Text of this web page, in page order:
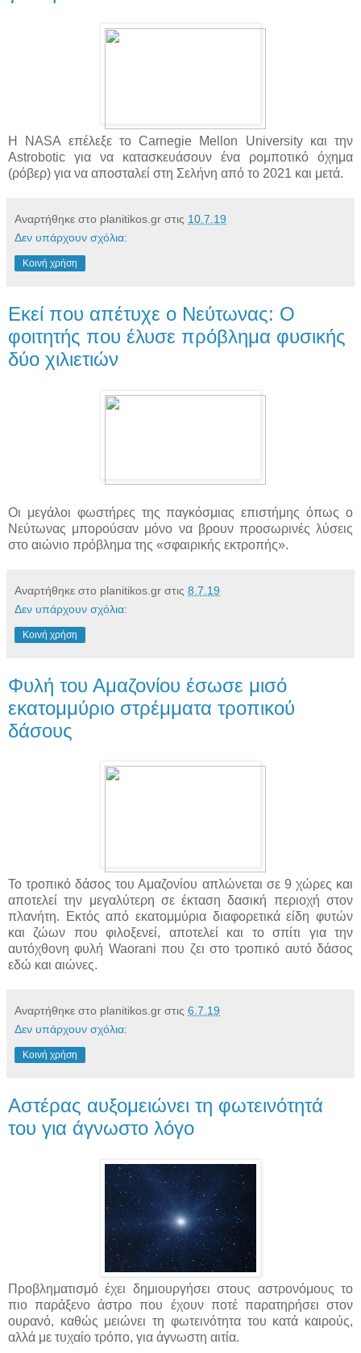
Η NASA επέλεξε το Carnegie Mellon University και την
Astrobotic για να κατασκευάσουν ένα ρομποτικό όχημα
(ρόβερ) για να αποσταλεί στη Σελήνη από το 2021 και μετά.
Αναρτήθηκε στο planitikos.gr στις 10.7.19
Δεν υπάρχουν σχόλια:
Κοινή χρήση
Εκεί που απέτυχε ο Νεύτωνας: Ο
φοιτητής που έλυσε πρόβλημα φυσικής
δύο χιλιετιών
Οι μεγάλοι φωστήρες της παγκόσμιας επιστήμης όπως ο
Νεύτωνας μπορούσαν μόνο να βρουν προσωρινές λύσεις
στο αιώνιο πρόβλημα της «σφαιρικής εκτροπής».
Αναρτήθηκε στο planitikos.gr στις 8.7.19
Δεν υπάρχουν σχόλια:
Κοινή χρήση
Φυλή του Αμαζονίου έσωσε μισό
εκατομμύριο στρέμματα τροπικού
δάσους
Το τροπικό δάσος του Αμαζονίου απλώνεται σε 9 χώρες και
αποτελεί την μεγαλύτερη σε έκταση δασική περιοχή στον
πλανήτη. Εκτός από εκατομμύρια διαφορετικά είδη φυτών
και ζώων που φιλοξενεί, αποτελεί και το σπίτι για την
αυτόχθονη φυλή Waorani που ζει στο τροπικό αυτό δάσος
εδώ και αιώνες.
Αναρτήθηκε στο planitikos.gr στις 6.7.19
Δεν υπάρχουν σχόλια:
Κοινή χρήση
Αστέρας αυξομειώνει τη φωτεινότητά
του για άγνωστο λόγο
Προβληματισμό έχει δημιουργήσει στους αστρονόμους το
πιο παράξενο άστρο που έχουν ποτέ παρατηρήσει στον
ουρανό, καθώς μειώνει τη φωτεινότητα του κατά καιρούς,
αλλά με τυχαίο τρόπο, για άγνωστη αιτία.